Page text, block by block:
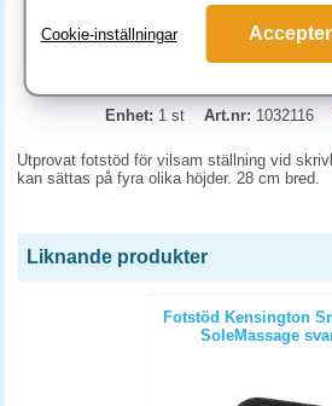
436.30 kr
Enhet: 1 st Art.nr: 1032116
Utprovat fotstöd för vilsam ställning vid
kan sättas på fyra olika höjder. 28 cm bred.
Liknande produkter
Fotstöd Kensington
SoleMassage
Cookie-inställningar